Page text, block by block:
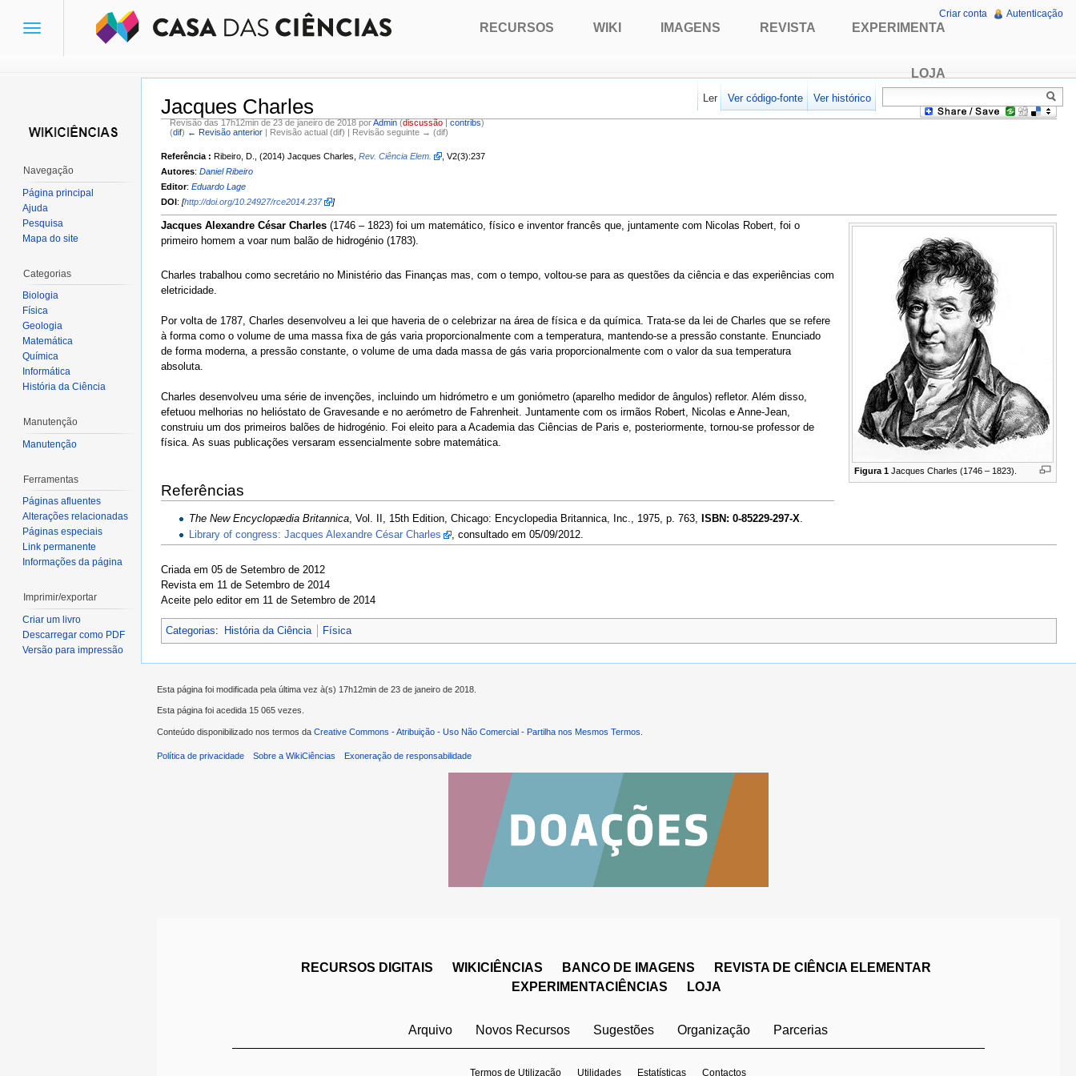
Jacques Charles
Revisão das 17h12min de 23 de janeiro de 2018 porAdmin (discussão|contribs)
(dif) ← Revisão anterior| Revisão actual (dif) | Revisão seguinte → (dif)
Referência : Ribeiro, D., (2014) Jacques Charles, Rev. Ciência Elem.
, V2(3):237
Autores: Daniel Ribeiro
Editor: Eduardo Lage
DOI: [http://doi.org/10.24927/rce2014.237 ]
Figura 1 Jacques Charles (1746 – 1823).
Jacques Alexandre César Charles (1746 – 1823) foi um matemático, físico e inventor francês que, juntamente com Nicolas Robert, foi o
primeiro homem a voar num balão de hidrogénio (1783).
Charles trabalhou como secretário no Ministério das Finanças mas, com o tempo, voltou-se para as questões da ciência e das experiências com
eletricidade.
Por volta de 1787, Charles desenvolveu a lei que haveria de o celebrizar na área de física e da química. Trata-se da lei de Charles que se refere
à forma como o volume de uma massa fixa de gás varia proporcionalmente com a temperatura, mantendo-se a pressão constante. Enunciado
de forma moderna, a pressão constante, o volume de uma dada massa de gás varia proporcionalmente com o valor da sua temperatura
absoluta.
Charles desenvolveu uma série de invenções, incluindo um hidrómetro e um goniómetro (aparelho medidor de ângulos) refletor. Além disso,
efetuou melhorias no helióstato de Gravesande e no aerómetro de Fahrenheit. Juntamente com os irmãos Robert, Nicolas e Anne-Jean,
construiu um dos primeiros balões de hidrogénio. Foi eleito para a Academia das Ciências de Paris e, posteriormente, tornou-se professor de
física. As suas publicações versaram essencialmente sobre matemática.
Referências
The New Encyclopædia Britannica , Vol. II, 15th Edition, Chicago: Encyclopedia Britannica, Inc., 1975, p. 763, ISBN: 0-85229-297-X
Library of congress: Jacques Alexandre César Charles
, consultado em 05/09/2012.
Criada em 05 de Setembro de 2012
Revista em 11 de Setembro de 2014
Aceite pelo editor em 11 de Setembro de 2014
Categorias: História da Ciência Física
Toggle
RECURSOS WIKI IMAGENS REVISTA EXPERIMENTA
LOJA
Criar conta Autenticação
Ler Ver código-fonte Ver histórico
Navegação
Página principal
Ajuda
Pesquisa
Mapa do site
Categorias
Biologia
Física
Geologia
Matemática
Química
Informática
História da Ciência
Manutenção
Manutenção
Ferramentas
Páginas afluentes
Alterações relacionadas
Páginas especiais
Link permanente
Informações da página
Imprimir/exportar
Criar um livro
Descarregar como PDF
Versão para impressão
Esta página foi modificada pela última vez à(s) 17h12min de 23 de janeiro de 2018.
Esta página foi acedida 15 065 vezes.
Conteúdo disponibilizado nos termos da Creative Commons - Atribuição - Uso Não Comercial - Partilha nos Mesmos Termos
Política de privacidade Sobre a WikiCiências Exoneração de responsabilidade
RECURSOS DIGITAIS WIKICIÊNCIAS BANCO DE IMAGENS
REVISTA DE CIÊNCIA ELEMENTAR
EXPERIMENTACIÊNCIAS
LOJA
Arquivo Novos Recursos Sugestões Organização Parcerias
Termos de Utilização Utilidades Estatísticas Contactos